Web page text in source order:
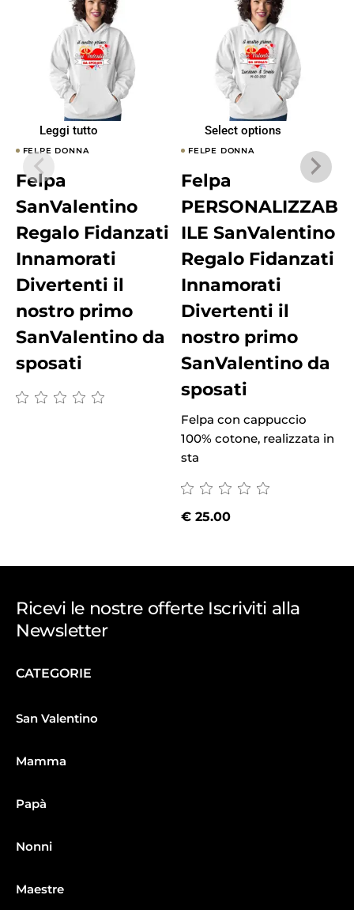
Leggi tutto
FELPE DONNA
Felpa
SanValentino
Regalo Fidanzati
Innamorati
Divertenti il
nostro primo
SanValentino da
sposati
Select options
FELPE DONNA
Felpa
PERSONALIZZAB
ILE SanValentino
Regalo Fidanzati
Innamorati
Divertenti il
nostro primo
SanValentino da
sposati
Felpa con cappuccio
100% cotone, realizzata in
sta
€ 25.00
Ricevi le nostre offerte Iscriviti alla
Newsletter
CATEGORIE
San Valentino
Mamma
Papà
Nonni
Maestre